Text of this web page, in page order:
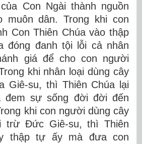
Con Ngài thành nguồn
dân. Trong khi con
Con Thiên Chúa vào thập
đóng đanh tội lỗi cả nhân
giá để cho con người
khi nhân loại dùng cây
Giê-su, thì Thiên Chúa lại
đem sự sống đời đời đến
khi con người dùng cây
trừ Đức Giê-su, thì Thiên
thập tự ấy mà đưa con